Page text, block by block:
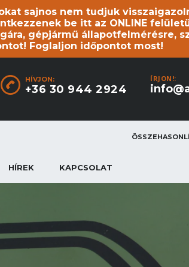
sajnos nem tudjuk
be itt az ONLINE
gépjármű állapotfelmérésre,
Foglaljon időpontot most!
ÍRJON!:
HÍVJON:
+36 30 944 2924
HÍREK KAPCSOLAT